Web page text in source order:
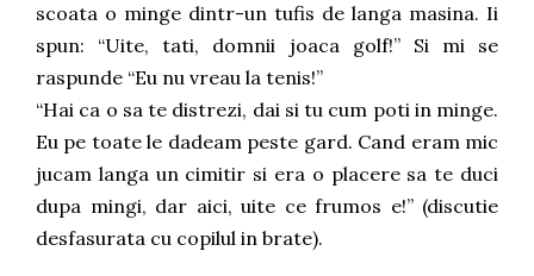
scoata o minge dintr-un tufis de langa masina. Ii
spun: “Uite, tati, domnii joaca golf!” Si mi se
raspunde “Eu nu vreau la tenis!”
“Hai ca o sa te distrezi, dai si tu cum poti in minge.
Eu pe toate le dadeam peste gard. Cand eram mic
jucam langa un cimitir si era o placere sa te duci
dupa mingi, dar aici, uite ce frumos e!” (discutie
desfasurata cu copilul in brate).